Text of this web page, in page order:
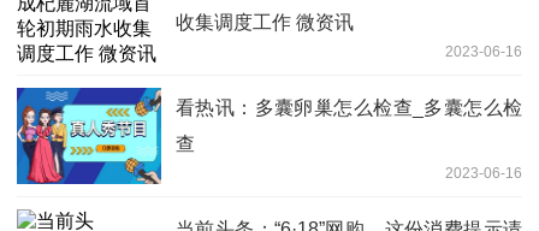
收集调度工作 微资讯
2023-06-16
看热讯：多囊卵巢怎么检查_多囊怎么检
查
2023-06-16